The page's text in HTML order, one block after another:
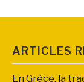
ARTICLES
En Grèce, la